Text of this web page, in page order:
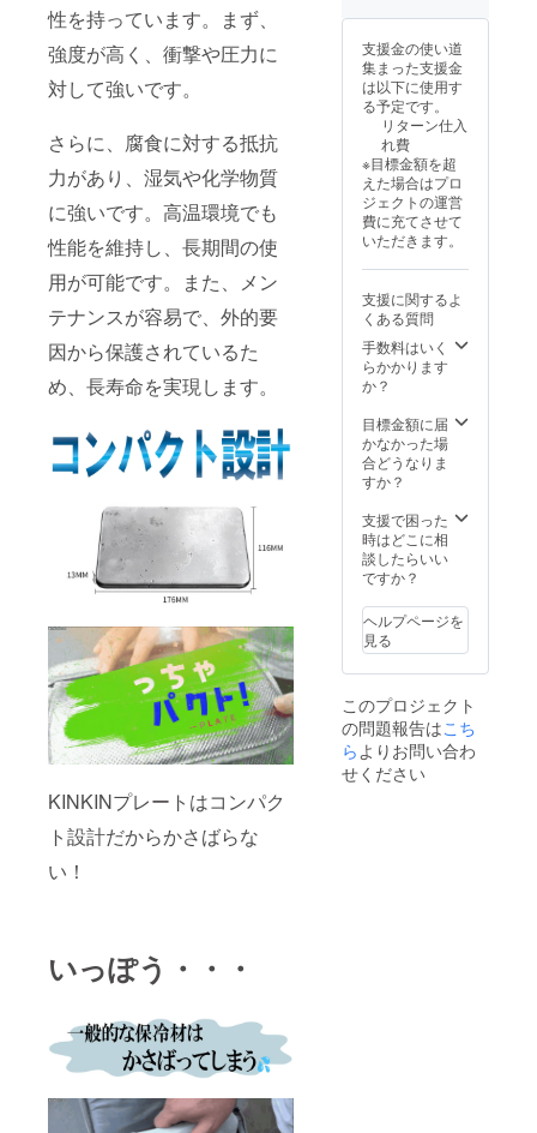
性を持っています。まず、
強度が高く、衝撃や圧力に
対して強いです。
さらに、腐食に対する抵抗
力があり、湿気や化学物質
に強いです。高温環境でも
性能を維持し、長期間の使
用が可能です。また、メン
テナンスが容易で、外的要
因から保護されているた
め、長寿命を実現します。
KINKINプレートはコンパク
ト設計だからかさばらな
い！
いっぽう・・・
なって
が届か
ない場
合は
キャン
プファ
のメッ
セージ
よりご
連絡く
ださ
り出荷
時期が
遅れる
場合が
ござい
※商品代
を安く
する為
に工数
削減を
り、出
荷連絡
は致し
ん。お
届け予
も商品
が届か
ない場
プファ
イヤー
のメッ
セージ
よりご
連絡く
い。
になっ
ており
ます
が、毎
月月末
締めで
翌月に
配送処
理をし
ていき
ます。
配送処
理後、
早くて
１５
日、遅
くて４
５日程
お届け
す。 ※
製造状
況によ
遅れる
場合が
ござい
ます。
を安く
に工数
削減を
してお
り、出
荷連絡
は致し
ませ
ラー
ボック
スや発
泡スチ
ロール
の箱に
入れて
お使い
くださ
い。
【配送
時期】
CAMPF
IREの仕
届け月
はクラ
ファン
終了後
ます
が、毎
月月末
配送処
理をし
ていき
ます。
理後、
早くて
１５
日、遅
５日程
お届け
までか
かりま
す。 ※
支援金の使い道
集まった支援金
は以下に使用す
る予定です。
リターン仕入
れ費
※目標金額を超
えた場合はプロ
ジェクトの運営
費に充てさせて
いただきます。
支援に関するよ
くある質問
手数料はいく
らかかります
か？
目標金額に届
かなかった場
合どうなりま
すか？
支援で困った
時はどこに相
談したらいい
ですか？
ヘルプページを
見る
このプロジェクト
の問題報告はこち
ら よりお問い合わ
せください